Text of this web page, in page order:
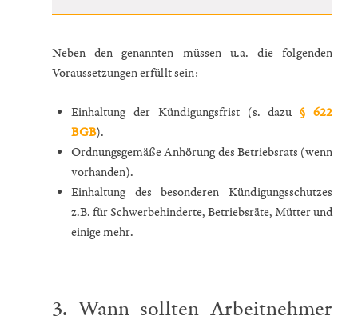
Neben den genannten müssen u.a. die folgenden
Voraussetzungen erfüllt sein:
Einhaltung der Kündigungsfrist (s. dazu§ 622
BGB).
Ordnungsgemäße Anhörung des Betriebsrats (wenn
vorhanden).
Einhaltung des besonderen Kündigungsschutzes
z.B. für Schwerbehinderte, Betriebsräte, Mütter und
einige mehr.
3. Wann sollten Arbeitnehmer